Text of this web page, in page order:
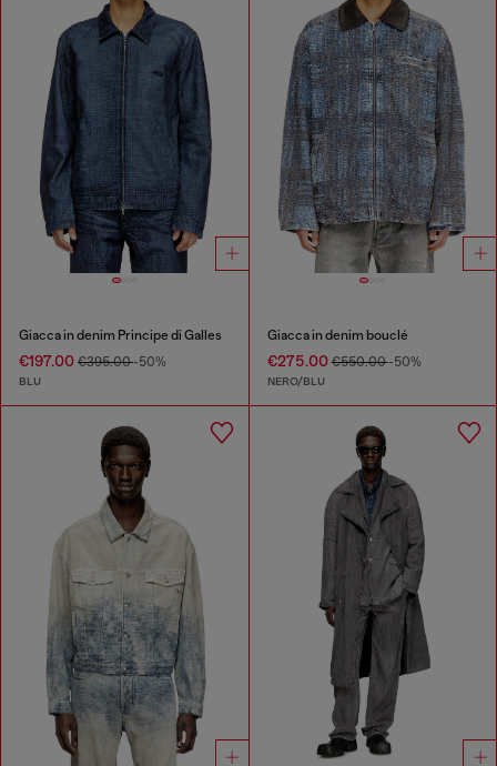
Giacca in denim Principe di Galles
€197.00 €395.00-50%
BLU
Giacca in denim bouclé
€275.00€550.00-50%
NERO/BLU